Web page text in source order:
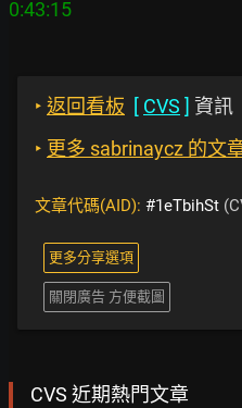
‣ 返回看板 [ CVS ] 資訊
‣ 更多 sabrinaycz 的文
文章代碼(AID): #1eTbihSt
更多分享選項
關閉廣告 方便截圖
CVS 近期熱門文章